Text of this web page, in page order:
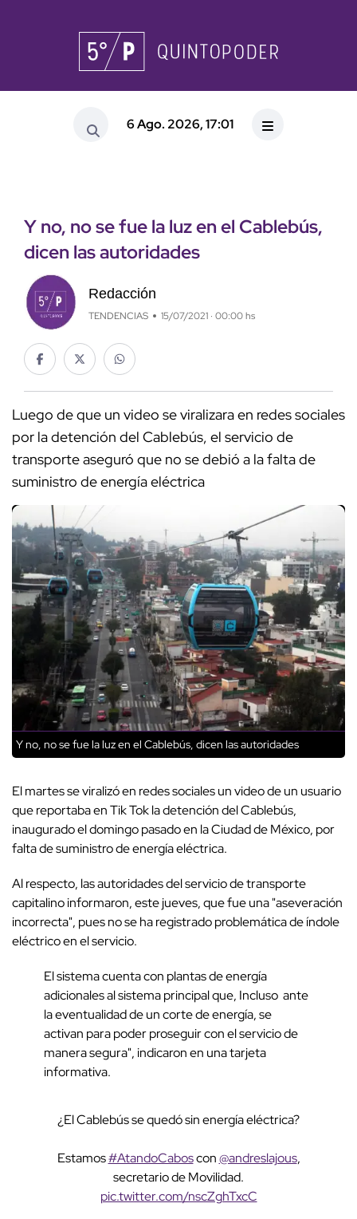
6 Ago. 2026, 17:01
Y no, no se fue la luz en el Cablebús,
dicen las autoridades
Redacción
TENDENCIAS 15/07/2021 · 00:00 hs
Luego de que un video se viralizara en redes sociales
por la detención del Cablebús, el servicio de
transporte aseguró que no se debió a la falta de
suministro de energía eléctrica
Y no, no se fue la luz en el Cablebús, dicen las autoridades
El martes se viralizó en redes sociales un video de un usuario
que reportaba en Tik Tok la detención del Cablebús,
inaugurado el domingo pasado en la Ciudad de México, por
falta de suministro de energía eléctrica.
Al respecto, las autoridades del servicio de transporte
capitalino informaron, este jueves, que fue una "aseveración
incorrecta", pues no se ha registrado problemática de índole
eléctrico en el servicio.
El sistema cuenta con plantas de energía
adicionales al sistema principal que, Incluso ante
la eventualidad de un corte de energía, se
activan para poder proseguir con el servicio de
manera segura", indicaron en una tarjeta
informativa.
¿El Cablebús se quedó sin energía eléctrica?
Estamos#AtandoCaboscon@andreslajous,
secretario de Movilidad.
pic.twitter.com/nscZghTxcC